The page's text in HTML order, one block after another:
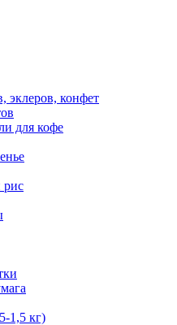
конфет
для кофе
рис
1,5 кг)